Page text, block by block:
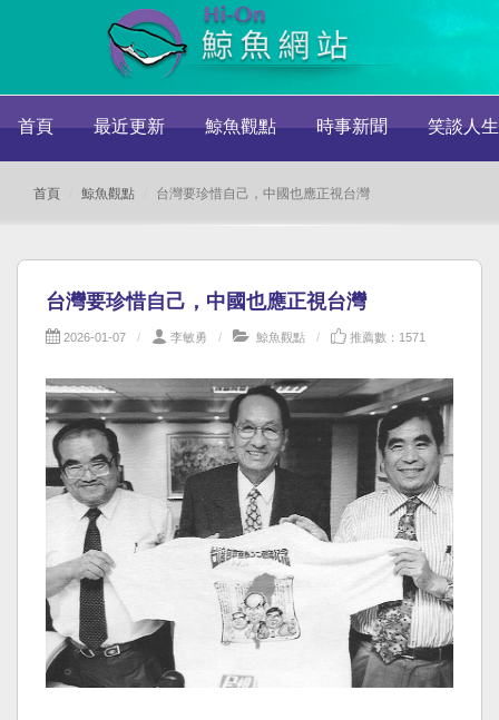
首頁 最近更新 鯨魚觀點 時事新聞 笑談人生
首頁 鯨魚觀點 台灣要珍惜自己，中國也應正視台灣
台灣要珍惜自己，中國也應正視台灣
2026-01-07 李敏勇 鯨魚觀點 推薦數：1571